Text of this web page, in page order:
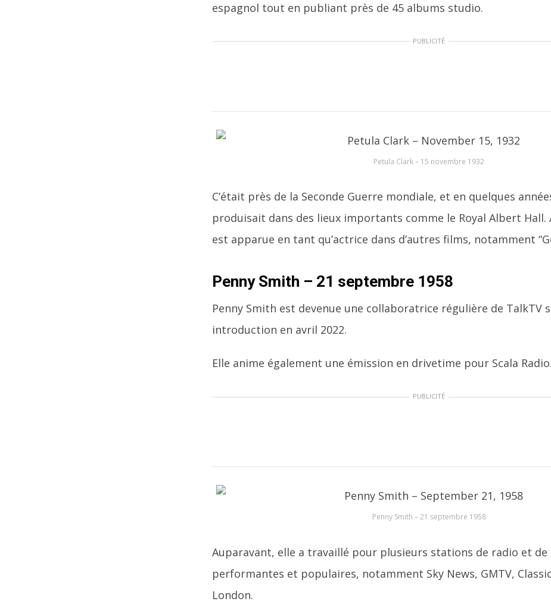
espagnol tout en publiant près de 45 albums studio.
PUBLICITÉ
Petula Clark – 15 novembre 1932
C’était près de la Seconde Guerre mondiale, et en quelques
produisait dans des lieux importants comme le Royal Albert Hall.
est apparue en tant qu’actrice dans d’autres films, notamment
Penny Smith – 21 septembre 1958
Penny Smith est devenue une collaboratrice régulière de TalkTV
introduction en avril 2022.
Elle anime également une émission en drivetime pour Scala Radio.
PUBLICITÉ
Penny Smith – 21 septembre 1958
Auparavant, elle a travaillé pour plusieurs stations de radio et de
performantes et populaires, notamment Sky News, GMTV,
London.